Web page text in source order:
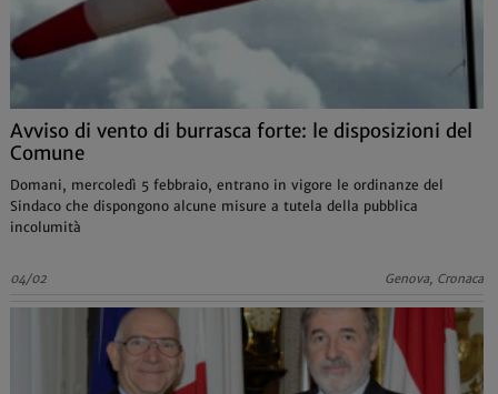
Avviso di vento di burrasca forte: le disposizioni del
Comune
Domani, mercoledì 5 febbraio, entrano in vigore le ordinanze del
Sindaco che dispongono alcune misure a tutela della pubblica
incolumità
04/02 Genova, Cronaca